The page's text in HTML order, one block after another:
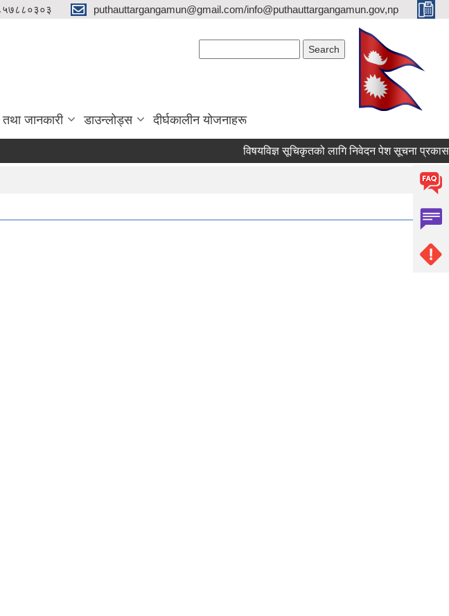
puthauttargangamun@gmail.com/info@puthauttargangamun.gov,np
जानकारी डाउन्लोड्स दीर्घकालीन योजनाहरू
विषयविज्ञ सूचिकृतको लागि निवेदन पेश सूचना प्रकासन